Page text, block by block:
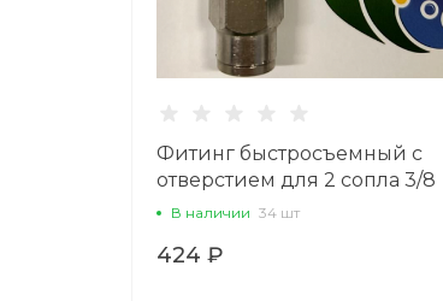
Фитинг быстросъемный с
отверстием для 2 сопла 3/8
под углом 120 градусов
В наличии 34 шт
424 ₽